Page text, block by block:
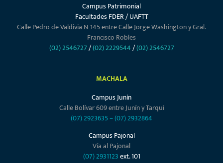
Campus Patrimonial
Facultades FDER / UAFTT
Calle Pedro de Valdivia N-145 entre Calle Jorge Washington y Gral.
Francisco Robles
(02) 2546727/(02) 2229544/(02) 2546727
MACHALA
Campus Junín
Calle Bolívar 609 entre Junín y Tarqui
(07) 2923635–(07) 2932864
Campus Pajonal
Vía al Pajonal
(07) 2931123ext. 101